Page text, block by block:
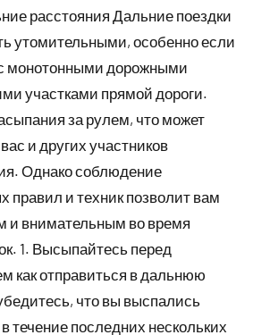
расстояния Дальние поездки
утомительными, особенно если
монотонными дорожными
участками прямой дороги.
за рулем, что может
и других участников
Однако соблюдение
правил и техник позволит вам
и внимательным во время
1. Высыпайтесь перед
как отправиться в дальнюю
что вы выспались
течение последних нескольких